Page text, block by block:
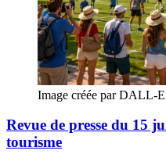
Image créée par DALL-E
Revue de presse du 15
tourisme